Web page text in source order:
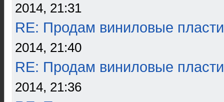
2014, 21:31
RE: Продам виниловые
2014, 21:40
RE: Продам виниловые
2014, 21:36